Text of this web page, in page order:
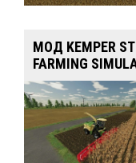
MOД KEMPER
FARMING